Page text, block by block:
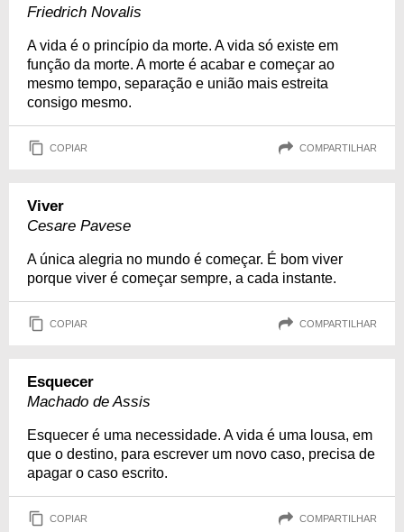
Friedrich Novalis
A vida é o princípio da morte. A vida só existe em
função da morte. A morte é acabar e começar ao
mesmo tempo, separação e união mais estreita
consigo mesmo.
COPIAR COMPARTILHAR
Viver
Cesare Pavese
A única alegria no mundo é começar. É bom viver
porque viver é começar sempre, a cada instante.
COPIAR COMPARTILHAR
Esquecer
Machado de Assis
Esquecer é uma necessidade. A vida é uma lousa, em
que o destino, para escrever um novo caso, precisa de
apagar o caso escrito.
COPIAR COMPARTILHAR